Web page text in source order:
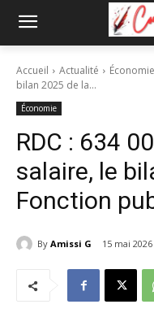
Accueil Actualité Économie
bilan 2025 de la...
Économie
RDC : 634
salaire, le
Fonction
By Amissi G 15 mai 2026